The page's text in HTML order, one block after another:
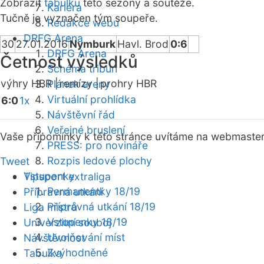
Kariéra
Redakce webu
DRFG Arena
DRFG Arena
Schéma tribun
Plánek areny
Virtuální prohlídka
Návštěvní řád
Veřejné bruslení
PRESS: pro novináře
Rozpis ledové plochy
Vstupenky
Permanentky 18/19
Přípravná utkání 18/19
Vstupenky 18/19
Uvolňování míst
Zvýhodněné
Zobrazit tabulku této sezóny a soutěže.
Tučně je vyznačen tým soupeře.
3027.01.2016NymburkHavl. Brod 0:6
Četnost výsledků
výhry HBR |remízy |prohry HBR
6:01x
Vaše připomínky k této stránce uvítáme na webmaster
Tweet
Tipsport extraliga
Přípravná utkání
Liga mistrů
Univerzitní souboj
Návštěvnost
Tabulka